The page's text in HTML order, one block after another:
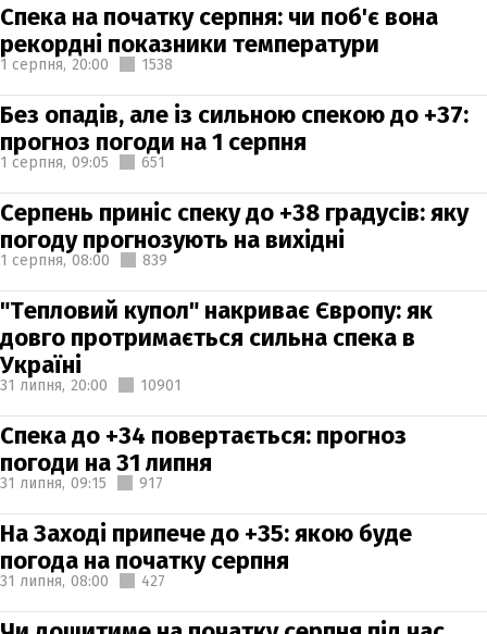
Спека на початку серпня: чи поб'є вона
рекордні показники температури
1 серпня, 20:00 1538
Без опадів, але із сильною спекою до +37:
прогноз погоди на 1 серпня
1 серпня, 09:05 651
Серпень приніс спеку до +38 градусів: яку
погоду прогнозують на вихідні
1 серпня, 08:00 839
"Тепловий купол" накриває Європу: як
довго протримається сильна спека в
Україні
31 липня, 20:00 10901
Спека до +34 повертається: прогноз
погоди на 31 липня
31 липня, 09:15 917
На Заході припече до +35: якою буде
погода на початку серпня
31 липня, 08:00 427